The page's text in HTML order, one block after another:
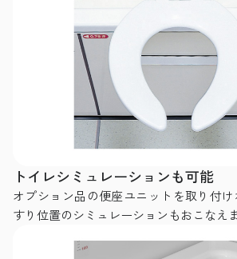
トイレシミュレーションも可能
オプション品の便座ユニットを取り付
すり位置のシミュレーションもおこなえま